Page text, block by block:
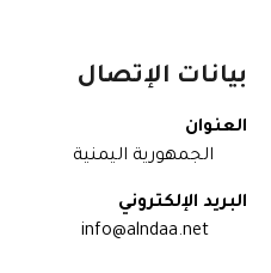
بيانات الإتصال
العنوان
الجمهورية اليمنية
البريد الإلكتروني
info@alndaa.net